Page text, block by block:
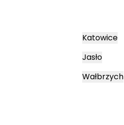
Katowice
Jasło
Wałbrzych